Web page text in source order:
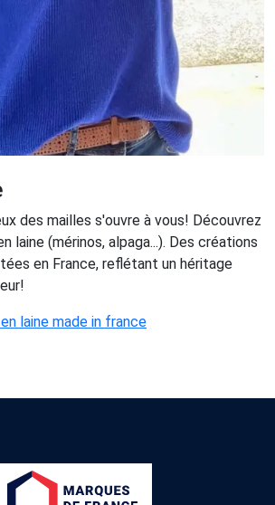
des mailles s'ouvre à vous! Découvrez
laine (mérinos, alpaga...). Des créations
en France, reflétant un héritage
laine made in france